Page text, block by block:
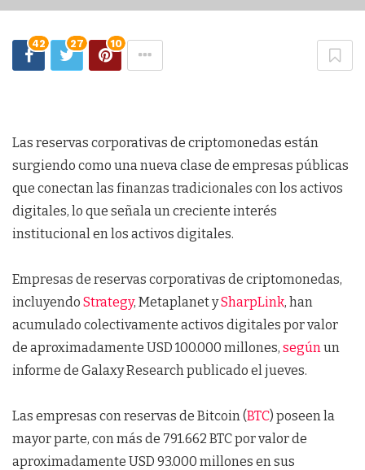
42 27 10
Las reservas corporativas de criptomonedas están
surgiendo como una nueva clase de empresas públicas
que conectan las finanzas tradicionales con los activos
digitales, lo que señala un creciente interés
institucional en los activos digitales.
Empresas de reservas corporativas de criptomonedas,
incluyendo Strategy, Metaplanet ySharpLink, han
acumulado colectivamente activos digitales por valor
de aproximadamente USD 100.000 millones, segúnun
informe de Galaxy Research publicado el jueves.
Las empresas con reservas de Bitcoin (BTC) poseen la
mayor parte, con más de 791.662 BTC por valor de
aproximadamente USD 93.000 millones en sus